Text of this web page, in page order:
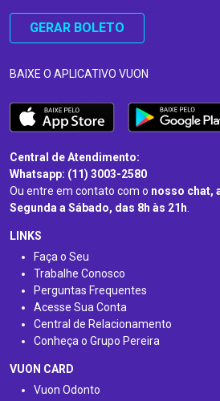
GERAR BOLETO
BAIXE O APLICATIVO VUON
Central de Atendimento:
Whatsapp: (11) 3003-2580
Ou entre em contato com o nosso chat,
Segunda a Sábado, das 8h às 21h.
LINKS
Faça o Seu
Trabalhe Conosco
Perguntas Frequentes
Acesse Sua Conta
Central de Relacionamento
Conheça o Grupo Pereira
VUON CARD
Vuon Odonto